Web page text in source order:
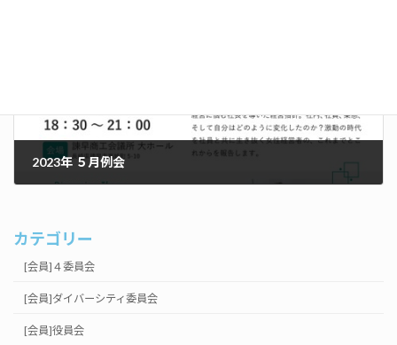
2023年 ５月例会
カテゴリー
[会員]４委員会
[会員]ダイバーシティ委員会
[会員]役員会